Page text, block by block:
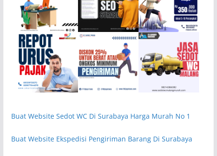
Buat Website Sedot WC Di Surabaya Harga Murah No 1
Buat Website Ekspedisi Pengiriman Barang Di Surabaya